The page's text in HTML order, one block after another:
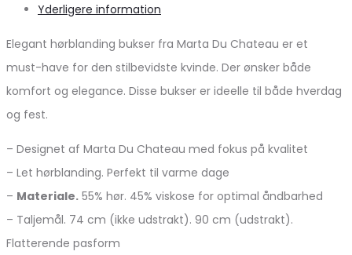
Yderligere information
Elegant hørblanding bukser fra Marta Du Chateau er et
must-have for den stilbevidste kvinde. Der ønsker både
komfort og elegance. Disse bukser er ideelle til både hverdag
og fest.
– Designet af Marta Du Chateau med fokus på kvalitet
– Let hørblanding. Perfekt til varme dage
– Materiale. 55% hør. 45% viskose for optimal åndbarhed
– Taljemål. 74 cm (ikke udstrakt). 90 cm (udstrakt).
Flatterende pasform